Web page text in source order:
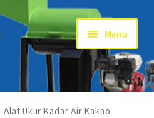
Menu
Alat Ukur Kadar Air Kakao